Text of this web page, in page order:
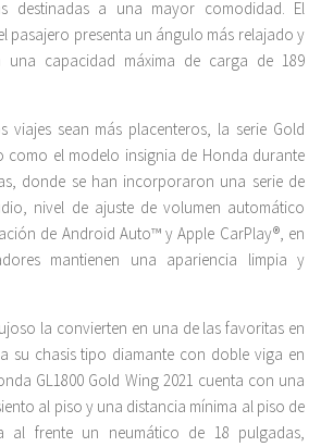
destinadas a una mayor comodidad. El
pasajero presenta un ángulo más relajado y
una capacidad máxima de carga de 189
viajes sean más placenteros, la serie Gold
como el modelo insignia de Honda durante
donde se han incorporaron una serie de
nivel de ajuste de volumen automático
de Android Auto™ y Apple CarPlay®, en
mantienen una apariencia limpia y
la convierten en una de las favoritas en
su chasis tipo diamante con doble viga en
GL1800 Gold Wing 2021 cuenta con una
al piso y una distancia mínima al piso de
al frente un neumático de 18 pulgadas,